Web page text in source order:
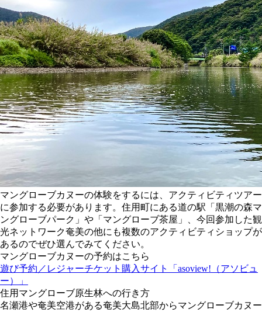
マングローブカヌーの体験をするには、アクティビティツアー
に参加する必要があります。住用町にある道の駅「黒潮の森マ
ングローブパーク」や「マングローブ茶屋」、今回参加した観
光ネットワーク奄美の他にも複数のアクティビティショップが
あるのでぜひ選んでみてください。
マングローブカヌーの予約はこちら
遊び予約／レジャーチケット購入サイト「asoview!（アソビュ
ー）」
住用マングローブ原生林への行き方
名瀬港や奄美空港がある奄美大島北部からマングローブカヌー